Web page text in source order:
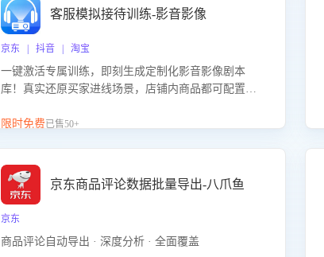
客服模拟接待训练-影音影像
京东 | 抖音 | 淘宝
一键激活专属训练，即刻生成定制化影音影像剧本
库！真实还原买家进线场景，店铺内商品都可配置到
升客服售前转化率。点击 “立即开通”，快速获取影音
限时免费已售50+
京东商品评论数据批量导出-八爪鱼
京东
商品评论自动导出 · 深度分析 · 全面覆盖